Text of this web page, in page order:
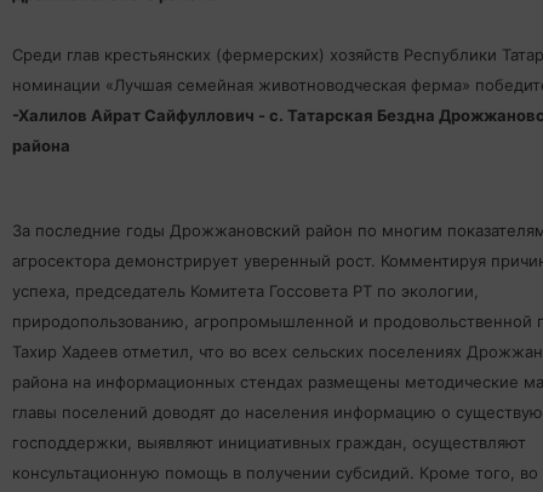
Среди глав крестьянских (фермерских) хозяйств Республики
номинации «Лучшая семейная животноводческая ферма»
-Халилов Айрат Сайфуллович - с. Татарская Бездна
района
За последние годы Дрожжановский район по многим
агросектора демонстрирует уверенный рост. Комментируя
успеха, председатель Комитета Госсовета РТ по экологии,
природопользованию, агропромышленной и продовольственной
Тахир Хадеев отметил, что во всех сельских поселениях
района на информационных стендах размещены методические
главы поселений доводят до населения информацию о
господдержки, выявляют инициативных граждан, осуществляют
консультационную помощь в получении субсидий. Кроме того, во